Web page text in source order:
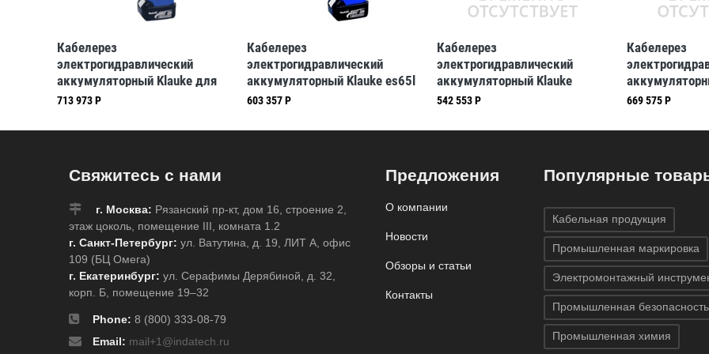
Кабелерез
электрогидравлический
аккумуляторный Klauke для
cu- и al- кабеля диам. до 85
713 973 Р
Кабелерез
электрогидравлический
аккумуляторный Klauke es65l
для cu- и al- кабеля диам. до
603 357 Р
Кабелерез
электрогидравлический
аккумуляторный Klauke
es85cl для cu- и al (klkES85CL)
542 553 Р
Кабелерез
esg55cl, для
669 575 Р
Свяжитесь с нами
г. Москва: Рязанский пр-кт, дом 16, строение 2,
этаж цоколь, помещение III, комната 1.2
г. Санкт-Петербург: ул. Ватутина, д. 19, ЛИТ А, офис
109 (БЦ Омега)
г. Екатеринбург: ул. Серафимы Дерябиной, д. 32,
корп. Б, помещение 19–32
Phone: 8 (800) 333-08-79
Email: mail+1@indatech.ru
Предложения
О компании
Новости
Обзоры и статьи
Контакты
Популярные
Кабельная продукция
Промышленная маркировка
Электромонтажный
Промышленная безопасность
Промышленная химия